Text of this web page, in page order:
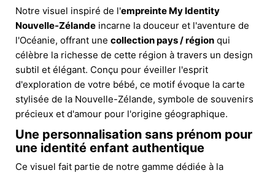
Notre visuel inspiré de l'empreinte My Identity
Nouvelle-Zélande incarne la douceur et l'aventure de
l'Océanie, offrant une collection pays / région qui
célèbre la richesse de cette région à travers un design
subtil et élégant. Conçu pour éveiller l'esprit
d'exploration de votre bébé, ce motif évoque la carte
stylisée de la Nouvelle-Zélande, symbole de souvenirs
précieux et d'amour pour l'origine géographique.
Une personnalisation sans prénom pour
une identité enfant authentique
Ce visuel fait partie de notre gamme dédiée à la